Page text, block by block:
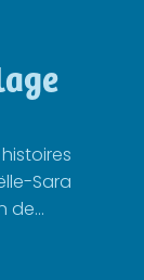
Sara
de...